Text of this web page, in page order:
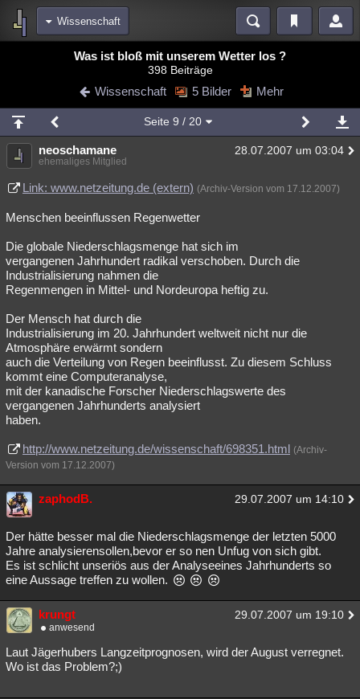
Wissenschaft
Blogs Videos
Chat Wiki Neuigkeiten
meine Rubriken
Menschen Wissenschaft Mystery Kriminalfälle
Spiritualität Verschwörungen Technologie Ufologie
Natur Umfragen Unterhaltung
weitere Rubriken
Philosophie Träume Orte Esoterik Literatur
Astronomie Helpdesk Gruppen Gaming
Musik Clash Verbesserungen Allmystery English
Übersichten
Besucht Teilgenommen
Lesenswert Schlüsselwörter
Was ist bloß mit unserem Wetter los ?
398 Beiträge
Wissenschaft 5 Bilder Mehr
Seite 9 / 20
neoschamane 28.07.2007 um 03:04
ehemaliges Mitglied
Link: www.netzeitung.de (extern) (Archiv-Version vom 17.12.2007)
Menschen beeinflussen Regenwetter
Die globale Niederschlagsmenge hat sich im
vergangenen Jahrhundert radikal verschoben. Durch die
Industrialisierung nahmen die
Regenmengen in Mittel- und Nordeuropa heftig zu.
Der Mensch hat durch die
Industrialisierung im 20. Jahrhundert weltweit nicht nur die
Atmosphäre erwärmt sondern
auch die Verteilung von Regen beeinflusst. Zu diesem Schluss
kommt eine Computeranalyse,
mit der kanadische Forscher Niederschlagswerte des
vergangenen Jahrhunderts analysiert
haben.
http://www.netzeitung.de/wissenschaft/698351.html (Archiv-
Version vom 17.12.2007)
zaphodB. 29.07.2007 um 14:10
Der hätte besser mal die Niederschlagsmenge der letzten 5000
Jahre analysierensollen,bevor er so nen Unfug von sich gibt.
Es ist schlicht unseriös aus der Analyseeines Jahrhunderts so
eine Aussage treffen zu wollen.
krungt 29.07.2007 um 19:10
anwesend
Laut Jägerhubers Langzeitprognosen, wird der August verregnet.
Wo ist das Problem?;)